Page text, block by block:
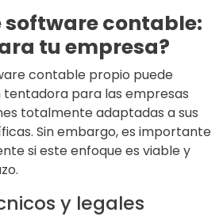
software contable:
tu empresa?
contable propio puede
para las empresas
totalmente adaptadas a sus
Sin embargo, es importante
si este enfoque es viable y
y legales